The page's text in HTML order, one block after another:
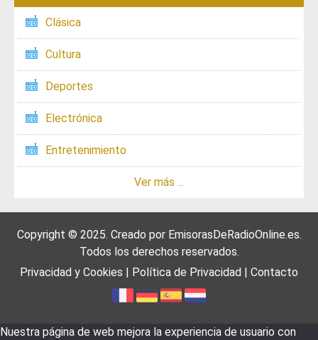
Clásica
Cultura
Deportes
Electrónica
Entretenimiento
Ver más ...
Copyright © 2025. Creado por EmisorasDeRadioOnline.es.
Todos los derechos reservados.
Privacidad y Cookies | Política de Privacidad | Contacto
Nuestra página de web mejora la experiencia de usuario con